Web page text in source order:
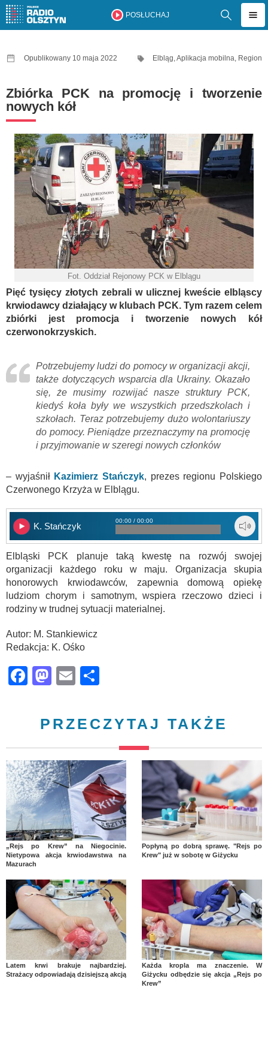
POSŁUCHAJ
Opublikowany 10 maja 2022 Elbląg,Aplikacja mobilna, Region
Zbiórka PCK na promocję i tworzenie
nowych kół
Fot. Oddział Rejonowy PCK w Elblągu
Pięć tysięcy złotych zebrali w ulicznej kweście elbląscy
krwiodawcy działający w klubach PCK. Tym razem celem
zbiórki jest promocja i tworzenie nowych kół
czerwonokrzyskich.
Potrzebujemy ludzi do pomocy w organizacji akcji,
także dotyczących wsparcia dla Ukrainy. Okazało
się, że musimy rozwijać nasze struktury PCK,
kiedyś koła były we wszystkich przedszkolach i
szkołach. Teraz potrzebujemy dużo wolontariuszy
do pomocy. Pieniądze przeznaczymy na promocję
i przyjmowanie w szeregi nowych członków
– wyjaśnił Kazimierz Stańczyk, prezes regionu Polskiego
Czerwonego Krzyża w Elblągu.
K. Stańczyk
00:00 / 00:00
Elbląski PCK planuje taką kwestę na rozwój swojej
organizacji każdego roku w maju. Organizacja skupia
honorowych krwiodawców, zapewnia domową opiekę
ludziom chorym i samotnym, wspiera rzeczowo dzieci i
rodziny w trudnej sytuacji materialnej.
Autor: M. Stankiewicz
Redakcja: K. Ośko
Facebook
Mastodon
Email
PRZECZYTAJ TAKŻE
„Rejs po Krew” na Niegocinie.
Nietypowa akcja krwiodawstwa na
Mazurach
Popłyną po dobrą sprawę. "Rejs po
Krew" już w sobotę w Giżycku
Latem krwi brakuje najbardziej.
Strażacy odpowiadają dzisiejszą akcją
Każda kropla ma znaczenie. W
Giżycku odbędzie się akcja „Rejs po
Krew”